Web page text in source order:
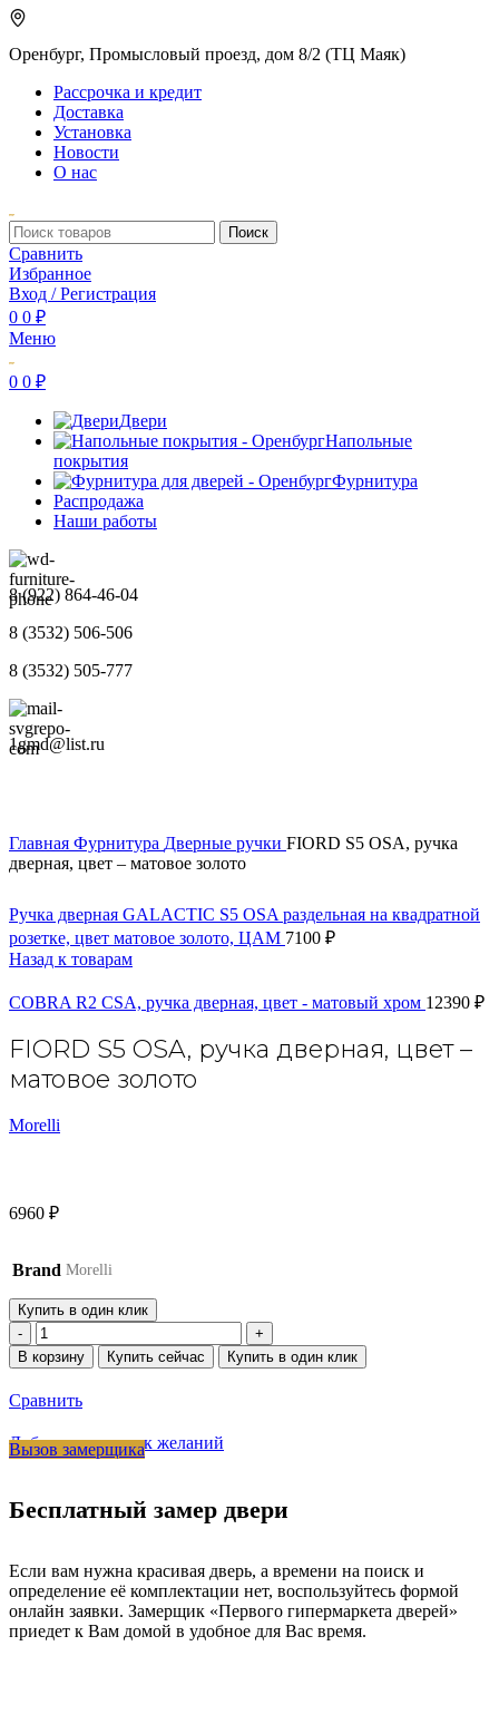
Оренбург, Промысловый проезд, дом 8/2 (ТЦ Маяк)
Рассрочка и кредит
Доставка
Установка
Новости
О нас
Поиск
Сравнить
Избранное
Вход / Регистрация
0 0 ₽
Меню
0 0 ₽
Двери
Напольные
покрытия
Фурнитура
Распродажа
Наши работы
8 (922) 864-46-04
8 (3532) 506-506
8 (3532) 505-777
1gmd@list.ru
Главная Фурнитура Дверные ручки FIORD S5 OSA, ручка
дверная, цвет – матовое золото
Ручка дверная GALACTIC S5 OSA раздельная на квадратной
розетке, цвет матовое золото, ЦАМ 7100 ₽
Назад к товарам
COBRA R2 CSA, ручка дверная, цвет - матовый хром 12390 ₽
FIORD S5 OSA, ручка дверная, цвет –
матовое золото
Morelli
6960 ₽
Brand Morelli
Купить в один клик
Количество
товара
FIORD
OSA,
дверная,
матовое
В корзину Купить сейчас Купить в один клик
Сравнить
Добавить в список желаний
Вызов замерщика
Бесплатный замер двери
Если вам нужна красивая дверь, а времени на поиск и
определение её комплектации нет, воспользуйтесь формой
онлайн заявки. Замерщик «Первого гипермаркета дверей»
приедет к Вам домой в удобное для Вас время.